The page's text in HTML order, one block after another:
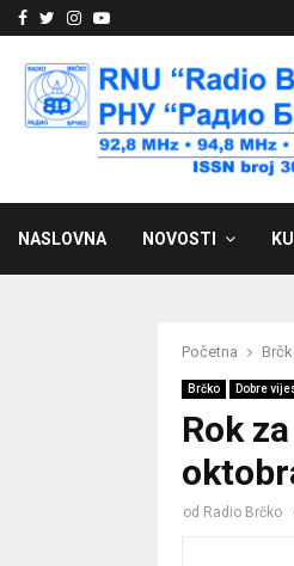
Facebook
Twitter
Instagram
Youtube
NASLOVNA NOVOSTI
Početna
Brčko Dobre
Rok
od Radio Brčko